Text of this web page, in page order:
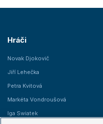
Hráči
Novak Djokovič
Jiří Lehečka
Petra Kvitová
Markéta Vondroušová
Iga Swiatek